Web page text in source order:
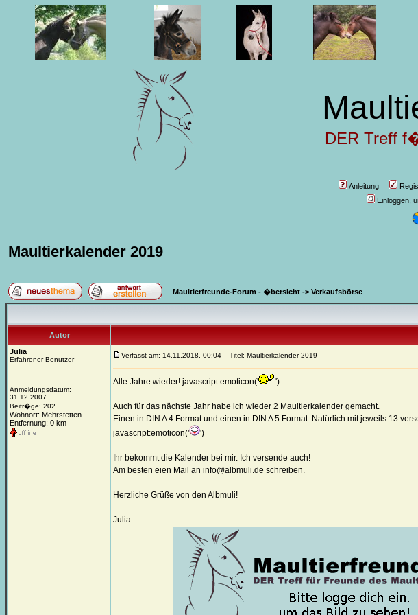
DER Treff
Anleitung
Einloggen,
Maultierkalender 2019
Maultierfreunde-Forum - �bersicht -> Verkaufsbörse
Autor
Julia
Erfahrener Benutzer
Anmeldungsdatum:
31.12.2007
Beitr�ge: 202
Wohnort: Mehrstetten
Entfernung: 0 km
Verfasst am: 14.11.2018, 00:04 Titel: Maultierkalender 2019
Alle Jahre wieder! javascript:emoticon(' ')
Auch für das nächste Jahr habe ich wieder 2 Maultierkalender gemacht.
Einen in DIN A 4 Format und einen in DIN A 5 Format. Natürlich mit jeweils 13
javascript:emoticon('
')
Ihr bekommt die Kalender bei mir. Ich versende auch!
Am besten eien Mail an info@albmuli.de schreiben.
Herzliche Grüße von den Albmuli!
Julia